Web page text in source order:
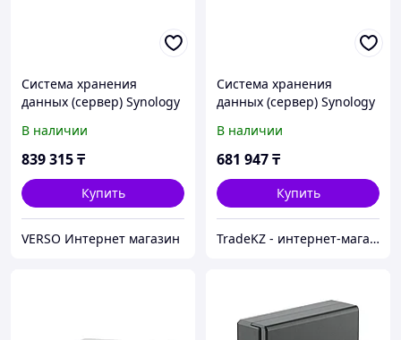
Система хранения
данных (сервер) Synology
В наличии
839 315₸
Купить
VERSO Интернет магазин
Система хранения
данных (сервер) Synology
В наличии
681 947₸
Купить
TradeKZ - интернет-магазин